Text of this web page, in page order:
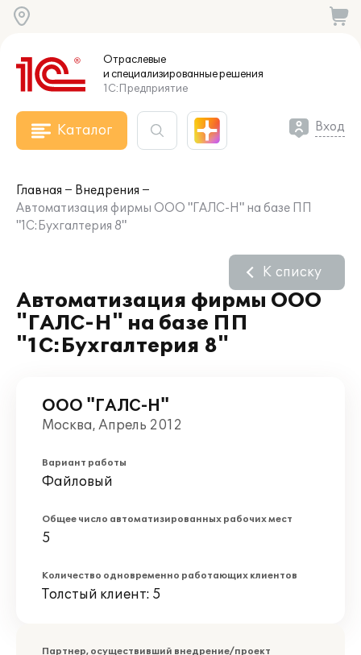
Отраслевые
и специализированныерешения
1С:Предприятие
Каталог Вход
Главная
Внедрения
Автоматизация фирмы OOO "ГАЛС-Н" на базе ПП
"1С:Бухгалтерия 8"
Автоматизация фирмы OOO
"ГАЛС-Н" на базе ПП
"1С:Бухгалтерия 8"
К списку
OOO "ГАЛС-Н"
Москва, Апрель 2012
Вариант работы
Файловый
Общее число автоматизированных рабочих мест
5
Количество одновременно работающих клиентов
Толстый клиент: 5
Партнер, осуществивший внедрение/проект